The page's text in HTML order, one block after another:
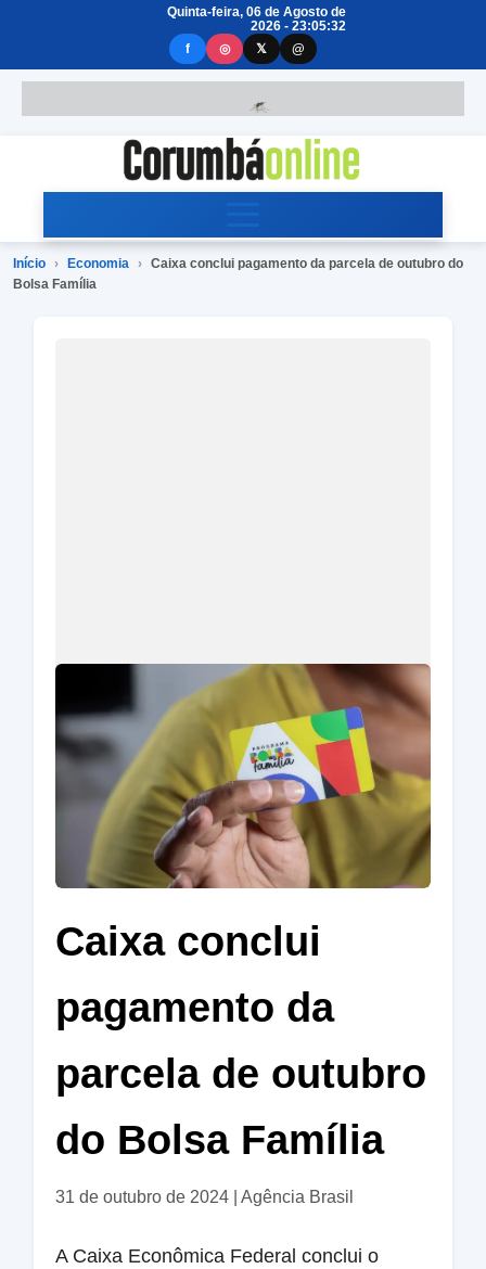
Quinta-feira, 06 de Agosto de
2026 - 23:05:33
f
◎ 𝕏 @
Início › Economia › Caixa conclui pagamento da parcela de outubro do
Bolsa Família
Caixa conclui
pagamento da
parcela de outubro
do Bolsa Família
31 de outubro de 2024 |Agência Brasil
A Caixa Econômica Federal conclui o